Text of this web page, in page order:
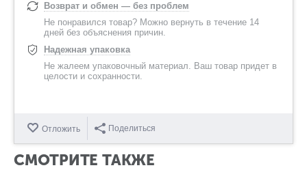
Возврат и обмен — без проблем
Не понравился товар? Можно вернуть в течение 14
дней без объяснения причин.
Надежная упаковка
Не жалеем упаковочный материал. Ваш товар придет в
целости и сохранности.
Отложить Поделиться
СМОТРИТЕ ТАКЖЕ